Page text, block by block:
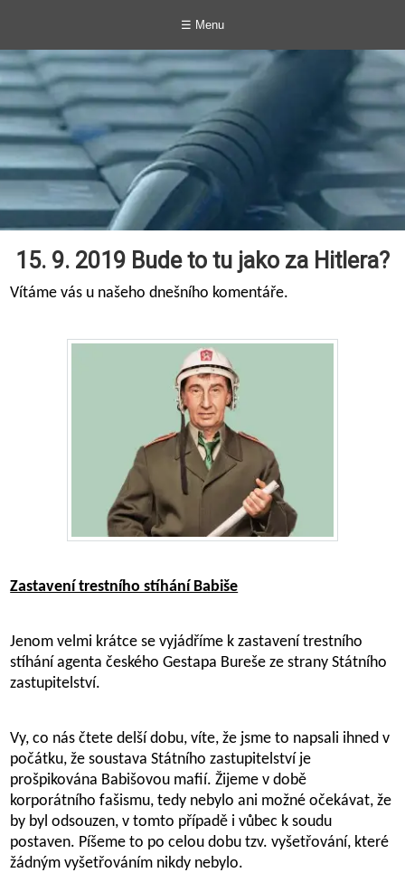
☰ Menu
15. 9. 2019 Bude to tu jako za Hitlera?
Vítáme vás u našeho dnešního komentáře.
Zastavení trestního stíhání Babiše
Jenom velmi krátce se vyjádříme k zastavení trestního
stíhání agenta českého Gestapa Bureše ze strany Státního
zastupitelství.
Vy, co nás čtete delší dobu, víte, že jsme to napsali ihned v
počátku, že soustava Státního zastupitelství je
prošpikována Babišovou mafií. Žijeme v době
korporátního fašismu, tedy nebylo ani možné očekávat, že
by byl odsouzen, v tomto případě i vůbec k soudu
postaven. Píšeme to po celou dobu tzv. vyšetřování, které
žádným vyšetřováním nikdy nebylo.